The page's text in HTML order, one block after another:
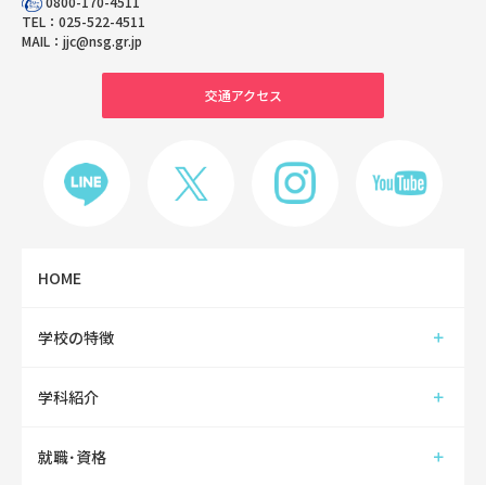
TEL： 025-522-4511
MAIL： jjc@nsg.gr.jp
交通アクセス
HOME
学校の特徴
学科紹介
就職･資格